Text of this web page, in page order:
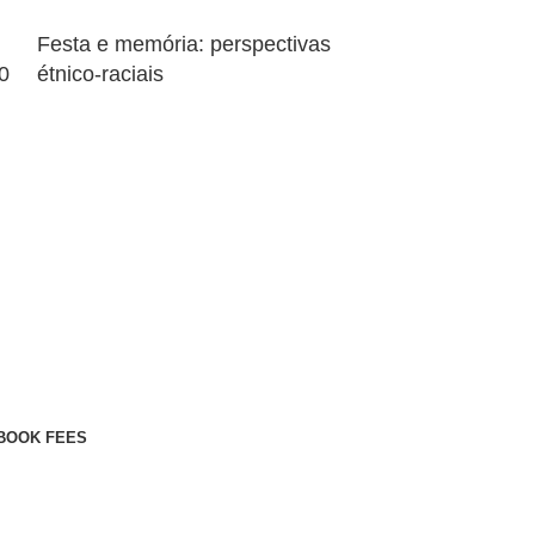
Festa e memória: perspectivas
étnico-raciais
FEES